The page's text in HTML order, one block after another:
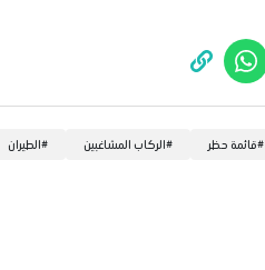
#قائمة حظر #الركاب المشاغبين #الطيران